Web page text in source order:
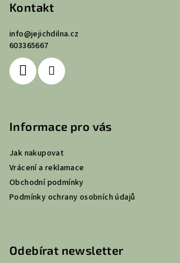
Kontakt
info@jejichdilna.cz
603365667
Informace pro vás
Jak nakupovat
Vrácení a reklamace
Obchodní podmínky
Podmínky ochrany osobních údajů
Odebírat newsletter